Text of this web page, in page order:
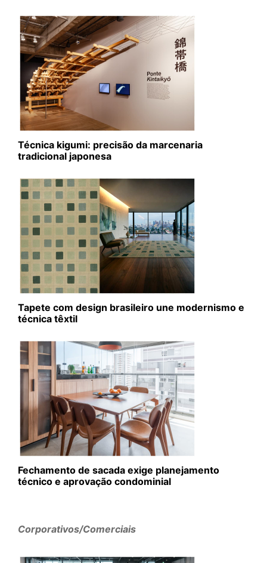
Técnica kigumi: precisão da marcenaria
tradicional japonesa
Tapete com design brasileiro une modernismo e
técnica têxtil
Fechamento de sacada exige planejamento
técnico e aprovação condominial
Corporativos/Comerciais